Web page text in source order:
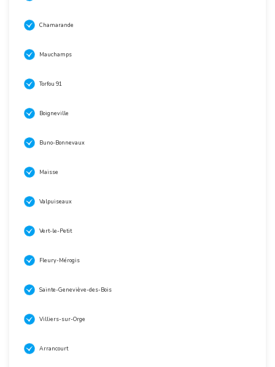
Chamarande
Mauchamps
Torfou 91
Boigneville
Buno-Bonnevaux
Maisse
Valpuiseaux
Vert-le-Petit
Fleury-Mérogis
Sainte-Geneviève-des-Bois
Villiers-sur-Orge
Arrancourt